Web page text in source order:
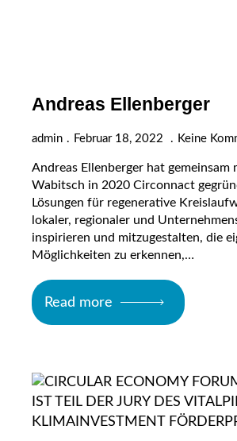
Andreas Ellenberger
admin Februar 18, 2022 Keine
Andreas Ellenberger hat gemeinsam
Wabitsch in 2020 Circonnact
Lösungen für regenerative
lokaler, regionaler und
inspirieren und mitzugestalten, die
Möglichkeiten zu erkennen,…
Read more